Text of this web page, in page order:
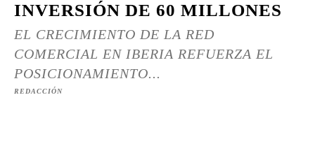
INVERSIÓN DE 60 MILLONES
EL CRECIMIENTO DE LA RED
COMERCIAL EN IBERIA REFUERZA EL
POSICIONAMIENTO...
REDACCIÓN